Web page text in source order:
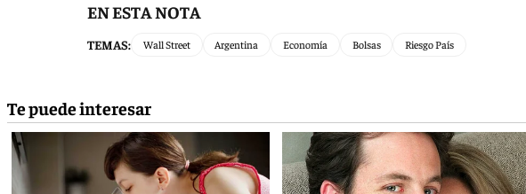
EN ESTA NOTA
TEMAS: Wall Street Argentina Economía Bolsas Riesgo País